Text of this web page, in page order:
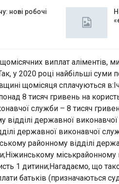
нові робочі
виплат аліментів,
у 2020 році найбільші
щомісяця сплачуються
8 тисяч гривень на
служби – 8 тисяч
державної
державної виконавчої
районному відділі
міськрайонному
1 дитини;Нагадаємо, що
батьків (призначаються